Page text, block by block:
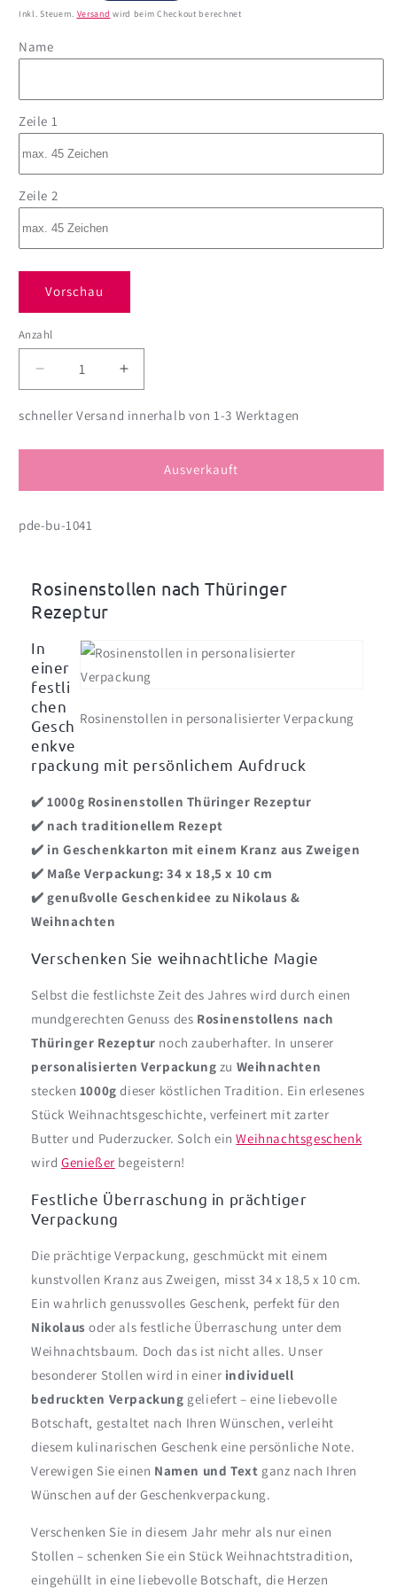
Preis
Inkl. Steuern. Versand wird beim Checkout berechnet
Name
Zeile 1
Zeile 2
Vorschau
Anzahl
Anzahl
Verringere
die
Menge
Rosinenstollen
persönlicher
1000g
Erhöhe
die
Menge
Rosinenstollen
persönlicher
schneller Versand innerhalb von 1-3 Werktagen
Ausverkauft
pde-bu-1041
Rosinenstollen nach Thüringer
Rezeptur
Rosinenstollen in personalisierter Verpackung
In
einer
festli
chen
Gesch
enkve
rpackung mit persönlichem Aufdruck
✔️ 1000g Rosinenstollen Thüringer Rezeptur
✔️ nach traditionellem Rezept
✔️ in Geschenkkarton mit einem Kranz aus Zweigen
✔️ Maße Verpackung: 34 x 18,5 x 10 cm
✔️genußvolle Geschenkidee zu Nikolaus &
Weihnachten
Verschenken Sie weihnachtliche Magie
Selbst die festlichste Zeit des Jahres wird durch einen
mundgerechten Genuss des Rosinenstollens nach
Thüringer Rezeptur noch zauberhafter. In unserer
personalisierten Verpackung zu Weihnachten
stecken 1000g dieser köstlichen Tradition. Ein erlesenes
Stück Weihnachtsgeschichte, verfeinert mit zarter
Butter und Puderzucker. Solch einWeihnachtsgeschenk
wird Genießer begeistern!
Festliche Überraschung in prächtiger
Verpackung
Die prächtige Verpackung, geschmückt mit einem
kunstvollen Kranz aus Zweigen, misst 34 x 18,5 x 10 cm.
Ein wahrlich genussvolles Geschenk, perfekt für den
Nikolaus oder als festliche Überraschung unter dem
Weihnachtsbaum. Doch das ist nicht alles. Unser
besonderer Stollen wird in einer individuell
bedruckten Verpackung geliefert – eine liebevolle
Botschaft, gestaltet nach Ihren Wünschen, verleiht
diesem kulinarischen Geschenk eine persönliche Note.
Verewigen Sie einen Namen und Text ganz nach Ihren
Wünschen auf der Geschenkverpackung.
Verschenken Sie in diesem Jahr mehr als nur einen
Stollen – schenken Sie ein Stück Weihnachtstradition,
eingehüllt in eine liebevolle Botschaft, die Herzen